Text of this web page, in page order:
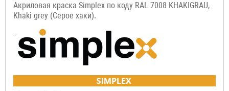
Акриловая краска Simplex по коду RAL 7008 KHAKIGRAU,
Khaki grey (Серое хаки).